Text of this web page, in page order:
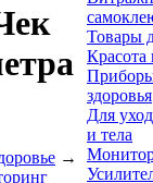
→
Товары
Красота
здоровья
Для
и тела